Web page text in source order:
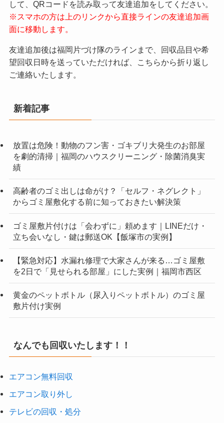
して、QRコードを読み取って友達追加をしてください。
※スマホの方は上のリンクから直接ラインの友達追加画
面に移動します。
友達追加後は福岡片づけ隊のラインまで、回収品目や希
望回収日時を送っていただければ、こちらから折り返し
ご連絡いたします。
新着記事
放置は危険！動物のフン害・ゴキブリ大発生のお部屋
を劇的清掃｜福岡のハウスクリーニング・除菌消臭実
績
高齢者のゴミ出しは命がけ？「セルフ・ネグレクト」
からゴミ屋敷化する前に知っておきたい解決策
ゴミ屋敷片付けは「会わずに」頼めます｜LINEだけ・
立ち会いなし・鍵は郵送OK【飯塚市の実例】
【緊急対応】水漏れ修理で大家さんが来る…ゴミ屋敷
を2日で「見せられる部屋」にした実例｜福岡市西区
黄金のペットボトル（尿入りペットボトル）のゴミ屋
敷片付け実例
なんでも回収いたします！！
エアコン無料回収
エアコン取り外し
テレビの回収・処分